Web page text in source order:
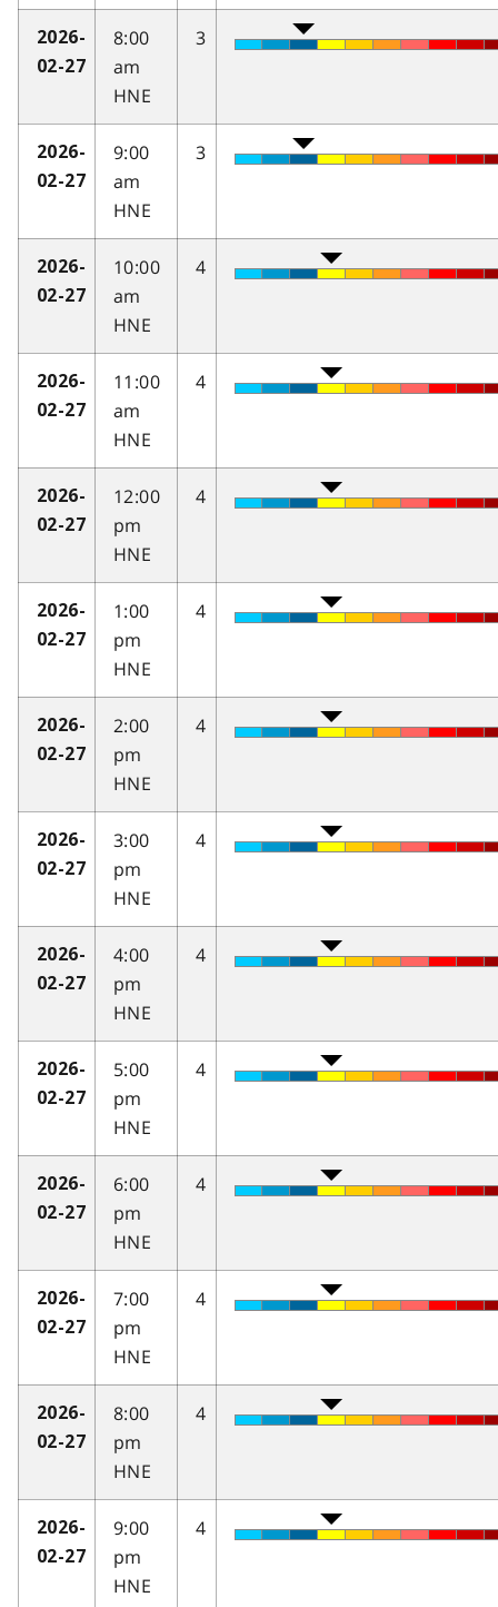
2026-
02-27
8:00
am
HNE
3
2026-
02-27
9:00
am
HNE
3
2026-
02-27
10:00
am
HNE
4
2026-
02-27
11:00
am
HNE
4
2026-
02-27
12:00
pm
HNE
4
2026-
02-27
1:00
pm
HNE
4
2026-
02-27
2:00
pm
HNE
4
2026-
02-27
3:00
pm
HNE
4
2026-
02-27
4:00
pm
HNE
4
2026-
02-27
5:00
pm
HNE
4
2026-
02-27
6:00
pm
HNE
4
2026-
02-27
7:00
pm
HNE
4
2026-
02-27
8:00
pm
HNE
4
2026-
02-27
9:00
pm
HNE
4